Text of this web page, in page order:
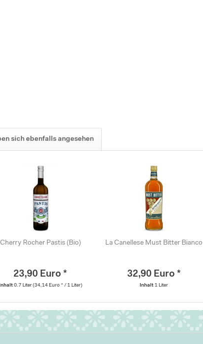
sich ebenfalls angesehen
Cherry Rocher Pastis (Bio)
23,90 Euro *
Inhalt 0.7 Liter (34,14 Euro * / 1 Liter)
La Canellese Must Bitter Bianco
32,90 Euro *
Inhalt1 Liter